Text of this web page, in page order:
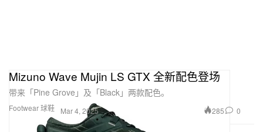
Footwear 球鞋
Mizuno Wave Mujin LS GTX 全新配色登场
带来「Pine Grove」及「Black」两款配色。
Mar 4, 2025 285 0